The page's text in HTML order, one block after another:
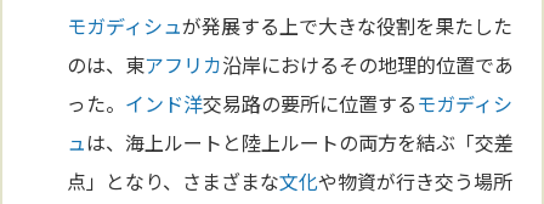
モガディシュが発展する上で大きな役割を果たした
のは、東アフリカ沿岸におけるその地理的位置であ
った。 インド洋交易路の要所に位置するモガディシ
ュは、海上ルートと陸上ルートの両方を結ぶ「交差
点」となり、さまざまな文化や物資が行き交う場所